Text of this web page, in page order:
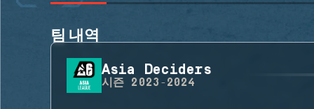
팀 내역
Asia Deciders
시즌 2023-2024